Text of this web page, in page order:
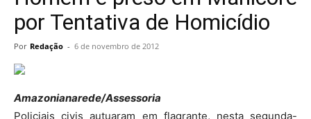
por Tentativa de Homicídio
Por Redação - 6 de novembro de 2012
Amazonianarede/Assessoria
Policiais civis autuaram em flagrante, nesta segunda-